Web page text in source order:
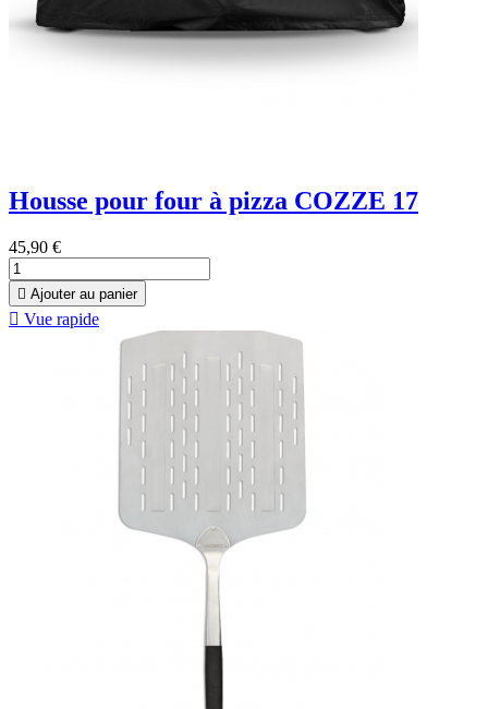
Housse pour four à pizza COZZE 17
45,90 €
 Ajouter au panier
 Vue rapide